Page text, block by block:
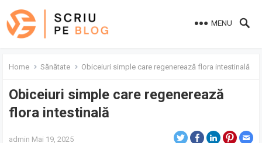
MENU
Home Sănătate Obiceiuri simple care regenerează flora intestinală
Obiceiuri simple care regenerează
flora intestinală
admin Mai 19, 2025